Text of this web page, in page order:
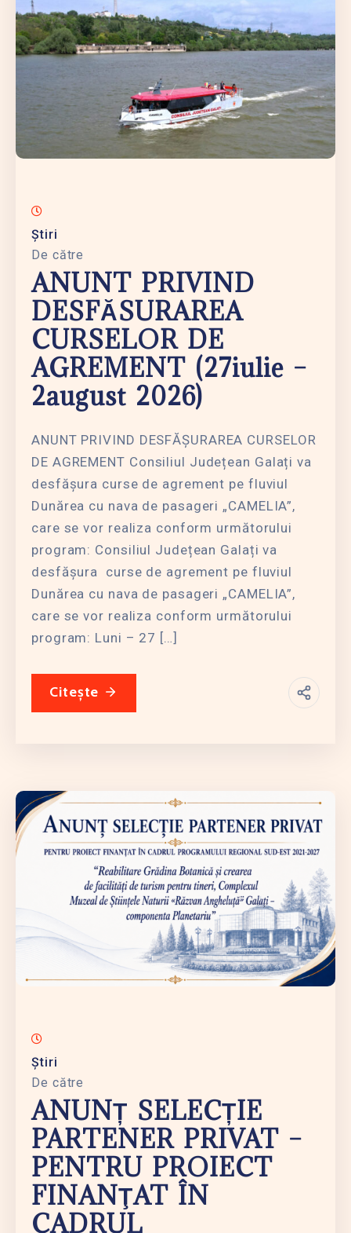
Știri
De către
ANUNT PRIVIND
DESFĂSURAREA
CURSELOR DE
AGREMENT (27iulie –
2august 2026)
ANUNT PRIVIND DESFĂȘURAREA CURSELOR
DE AGREMENT Consiliul Județean Galați va
desfășura curse de agrement pe fluviul
Dunărea cu nava de pasageri „CAMELIA”,
care se vor realiza conform următorului
program: Consiliul Județean Galați va
desfășura curse de agrement pe fluviul
Dunărea cu nava de pasageri „CAMELIA”,
care se vor realiza conform următorului
program: Luni – 27 […]
Citește
Știri
De către
ANUNȚ SELECȚIE
PARTENER PRIVAT –
PENTRU PROIECT
FINANŢAT ÎN
CADRUL